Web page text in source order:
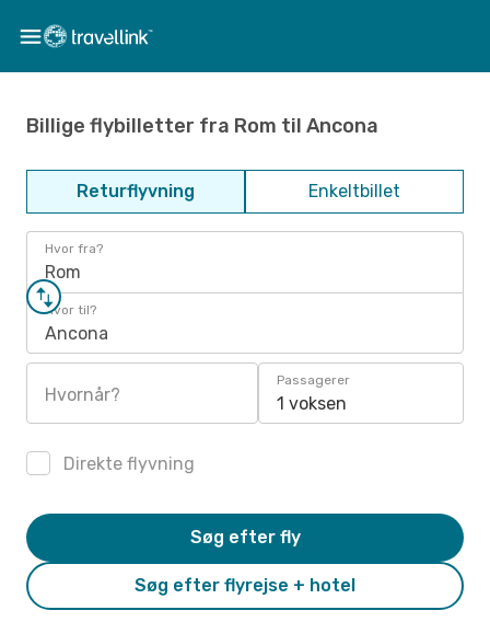
Billige flybilletter fra Rom til Ancona
Returflyvning Enkeltbillet
Hvor fra?
Rom
Hvor til?
Ancona
Hvornår?
Passagerer
1 voksen
Direkte flyvning
Søg efter flyrejse + hotel
Søg efter fly